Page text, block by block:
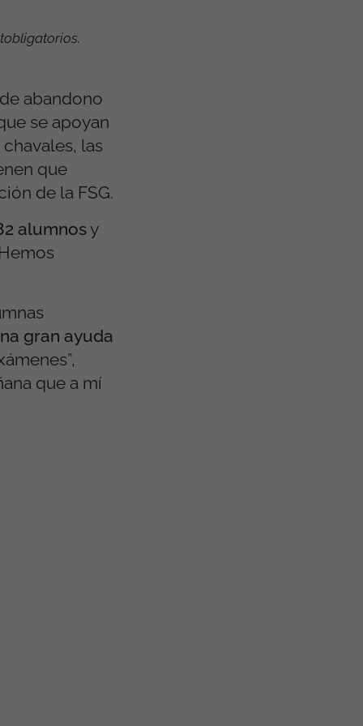
abandono
se apoyan
las
que
de la FSG.
alumnosy
gran ayuda
que a mí